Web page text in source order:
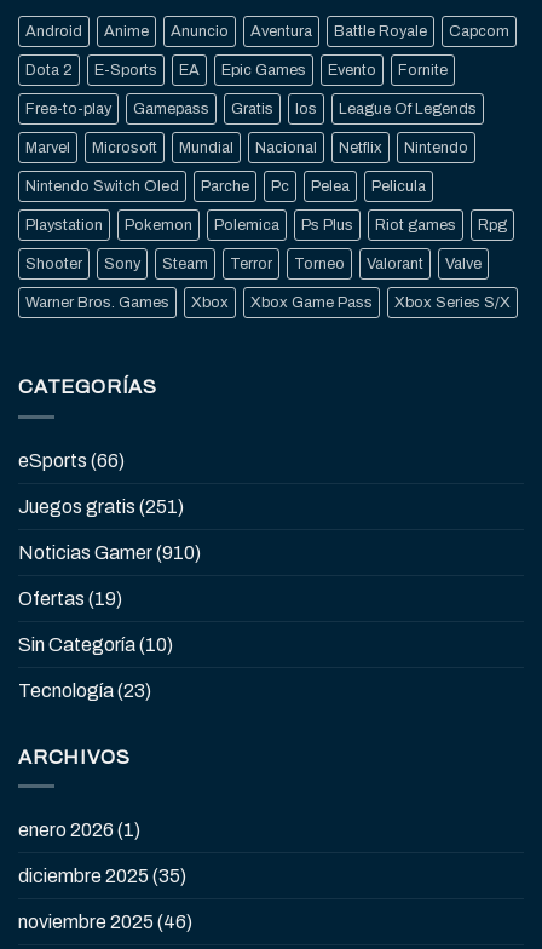
Android Anime Anuncio Aventura Battle Royale Capcom
Dota 2 E-Sports EA Epic Games Evento Fornite
Free-to-play Gamepass Gratis Ios League Of Legends
Marvel Microsoft Mundial Nacional Netflix Nintendo
Nintendo Switch Oled Parche Pc Pelea Pelicula
Playstation Pokemon Polemica Ps Plus Riot games Rpg
Shooter Sony Steam Terror Torneo Valorant Valve
Warner Bros. Games Xbox Xbox Game Pass Xbox Series S/X
CATEGORÍAS
eSports (66)
Juegos gratis (251)
Noticias Gamer(910)
Ofertas (19)
Sin Categoría(10)
Tecnología(23)
ARCHIVOS
enero 2026 (1)
diciembre 2025 (35)
noviembre 2025 (46)